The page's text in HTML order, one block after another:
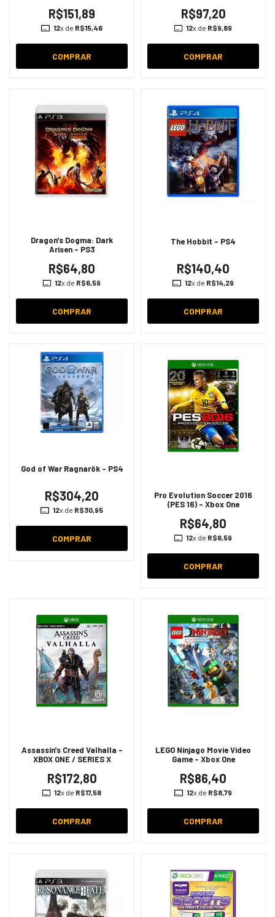
R$151,89
12x de R$15,46
COMPRAR
R$97,20
12x de R$9,89
COMPRAR
Dragon's Dogma: Dark
Arisen - PS3
R$64,80
12x de R$6,59
COMPRAR
The Hobbit - PS4
R$140,40
12x de R$14,29
COMPRAR
God of War Ragnarök - PS4
R$304,20
12x de R$30,95
COMPRAR
Pro Evolution Soccer 2016
(PES 16) - Xbox One
R$64,80
12x de R$6,59
COMPRAR
Assassin's Creed Valhalla -
XBOX ONE / SERIES X
R$172,80
12x de R$17,58
COMPRAR
LEGO Ninjago Movie Video
Game - Xbox One
R$86,40
12x de R$8,79
COMPRAR